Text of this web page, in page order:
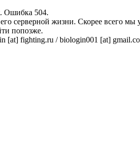
Ошибка 504.
серверной жизни. Скорее всего
попозже.
[at] fighting.ru / biologin001 [at]